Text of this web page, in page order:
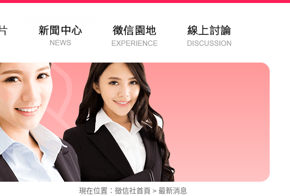
現在位置： 徵信社首頁 > 最新消息